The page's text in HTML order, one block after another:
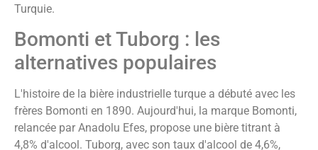
Turquie.
Bomonti et Tuborg : les
alternatives populaires
L'histoire de la bière industrielle turque a débuté avec les
frères Bomonti en 1890. Aujourd'hui, la marque Bomonti,
relancée par Anadolu Efes, propose une bière titrant à
4,8% d'alcool. Tuborg, avec son taux d'alcool de 4,6%,